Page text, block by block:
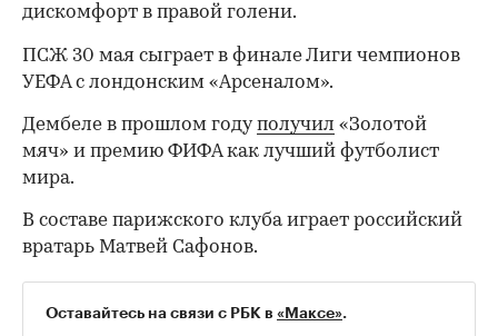
дискомфорт в правой голени.
ПСЖ 30 мая сыграет в финале Лиги чемпионов
УЕФА с лондонским «Арсеналом».
Дембеле в прошлом годуполучил «Золотой
мяч» и премию ФИФА как лучший футболист
мира.
В составе парижского клуба играет российский
вратарь Матвей Сафонов.
Оставайтесь на связи с РБК в «Максе».